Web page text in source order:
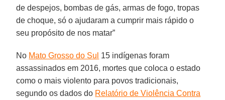
de despejos, bombas de gás, armas de fogo, tropas
de choque, só o ajudaram a cumprir mais rápido o
seu propósito de nos matar”
No Mato Grosso do Sul 15 indígenas foram
assassinados em 2016, mortes que coloca o estado
como o mais violento para povos tradicionais,
segundo os dados do Relatório de Violência Contra